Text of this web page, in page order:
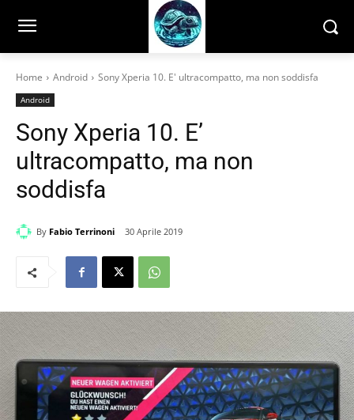
Home Android Sony Xperia 10. E' ultracompatto, ma non soddisfa
Android
Sony Xperia 10. E’
ultracompatto, ma non
soddisfa
By Fabio Terrinoni 30 Aprile 2019